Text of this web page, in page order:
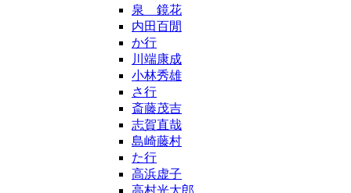
泉 鏡花
内田百閒
か行
川端康成
小林秀雄
さ行
斎藤茂吉
志賀直哉
島崎藤村
た行
高浜虚子